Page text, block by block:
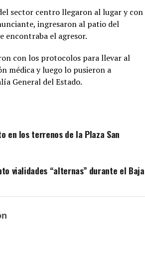
sector centro llegaron al lugar y con
ingresaron al patio del
encontraba el agresor.
con los protocolos para llevar al
médica y luego lo pusieron a
General del Estado.
en los terrenos de la Plaza San
vialidades “alternas” durante el Baja